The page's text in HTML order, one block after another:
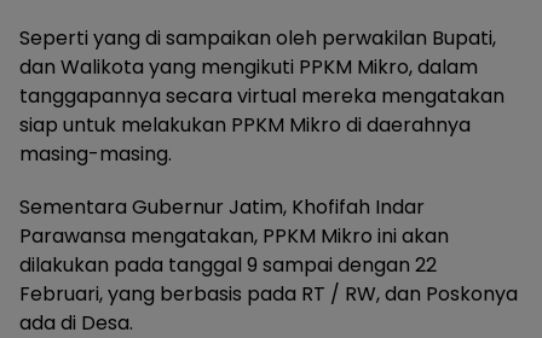
Seperti yang di sampaikan oleh perwakilan Bupati,
dan Walikota yang mengikuti PPKM Mikro, dalam
tanggapannya secara virtual mereka mengatakan
siap untuk melakukan PPKM Mikro di daerahnya
masing-masing.
Sementara Gubernur Jatim, Khofifah Indar
Parawansa mengatakan, PPKM Mikro ini akan
dilakukan pada tanggal 9 sampai dengan 22
Februari, yang berbasis pada RT / RW, dan Poskonya
ada di Desa.